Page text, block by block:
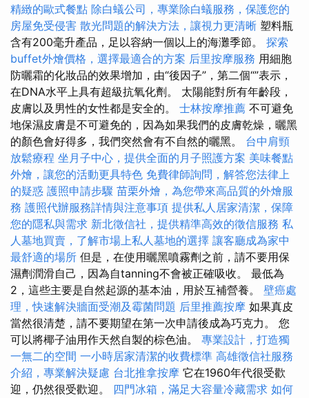
精緻的歐式餐點 除白蟻公司，專業除白蟻服務，保護您的
房屋免受侵害 散光問題的解決方法，讓視力更清晰 塑料瓶
含有200毫升產品，足以容納一個以上的海灘季節。 探索
buffet外燴價格，選擇最適合的方案 后里按摩服務 用細胞
防曬霜的化妝品的效果增加，由“後因子”，第二個“”表示，
在DNA水平上具有超級抗氧化劑。 太陽能對所有年齡段，
皮膚以及男性的女性都是安全的。 士林按摩推薦 不可避免
地保濕皮膚是不可避免的，因為如果我們的皮膚乾燥，曬黑
的顏色會好得多，我們突然會有不自然的曬黑。 台中肩頸
放鬆療程 坐月子中心，提供全面的月子照護方案 美味餐點
外燴，讓您的活動更具特色 免費律師詢問，解答您法律上
的疑惑 護照申請步驟 苗栗外燴，為您帶來高品質的外燴服
務 護照代辦服務詳情與注意事項 提供私人居家清潔，保障
您的隱私與需求 新北徵信社，提供精準高效的徵信服務 私
人墓地買賣，了解市場上私人墓地的選擇 讓客廳成為家中
最舒適的場所 但是，在使用曬黑噴霧劑之前，請不要用保
濕劑潤滑自己，因為自tanning不會被正確吸收。 最低為
2，這些主要是自然起源的基本油，用於互補營養。 壁癌處
理，快速解決牆面受潮及霉菌問題 后里推薦按摩 如果真皮
當然很清楚，請不要期望在第一次申請後成為巧克力。 您
可以將椰子油用作天然自製的棕色油。 專業設計，打造獨
一無二的空間 一小時居家清潔的收費標準 高雄徵信社服務
介紹，專業解決疑慮 台北推拿按摩 它在1960年代很受歡
迎，仍然很受歡迎。 四門冰箱，滿足大容量冷藏需求 如何